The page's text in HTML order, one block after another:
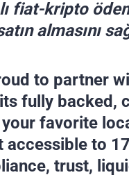
fiat-kripto
almasını
to partner
its fully
favorite
accessible to
trust,